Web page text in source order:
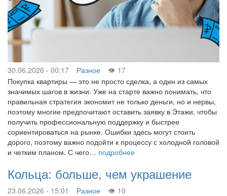
30.06.2026 - 00:17 Разное
17
Покупка квартиры — это не просто сделка, а один из самых
значимых шагов в жизни. Уже на старте важно понимать, что
правильная стратегия экономит не только деньги, но и нервы,
поэтому многие предпочитают оставить заявку в Этажи, чтобы
получить профессиональную поддержку и быстрее
сориентироваться на рынке. Ошибки здесь могут стоить
дорого, поэтому важно подойти к процессу с холодной головой
и четким планом. С чего… подробнее
Кольца: больше, чем украшение
23.06.2026 - 15:01 Разное
10